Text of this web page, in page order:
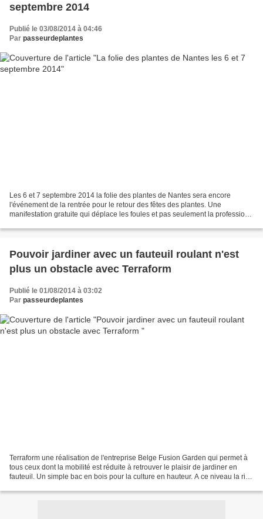
septembre 2014
Publié le 03/08/2014 à 04:46
Par passeurdeplantes
Les 6 et 7 septembre 2014 la folie des plantes de Nantes sera encore
l'événement de la rentrée pour le retour des fêtes des plantes. Une
manifestation gratuite qui déplace les foules et pas seulement la profession
Pouvoir jardiner avec un fauteuil roulant n'est
plus un obstacle avec Terraform
Publié le 01/08/2014 à 03:02
Par passeurdeplantes
Terraform une réalisation de l'entreprise Belge Fusion Garden qui permet à
tous ceux dont la mobilité est réduite à retrouver le plaisir de jardiner en
fauteuil. Un simple bac en bois pour la culture en hauteur. A ce niveau la rien